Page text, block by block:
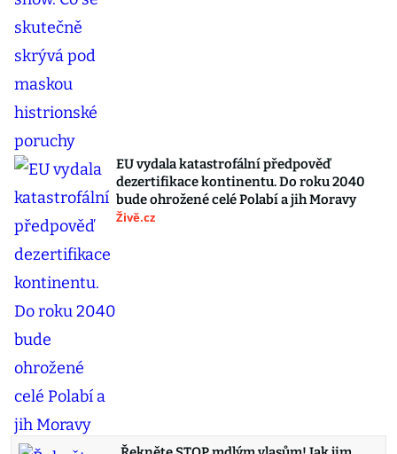
EU vydala katastrofální předpověď
dezertifikace kontinentu. Do roku 2040
bude ohrožené celé Polabí a jih Moravy
Živě.cz